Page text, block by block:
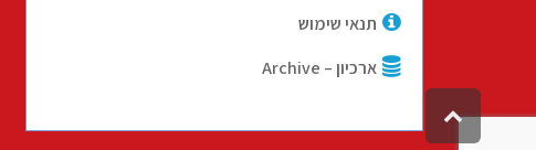
תנאי שימוש
ארכיון – Archive
לראש